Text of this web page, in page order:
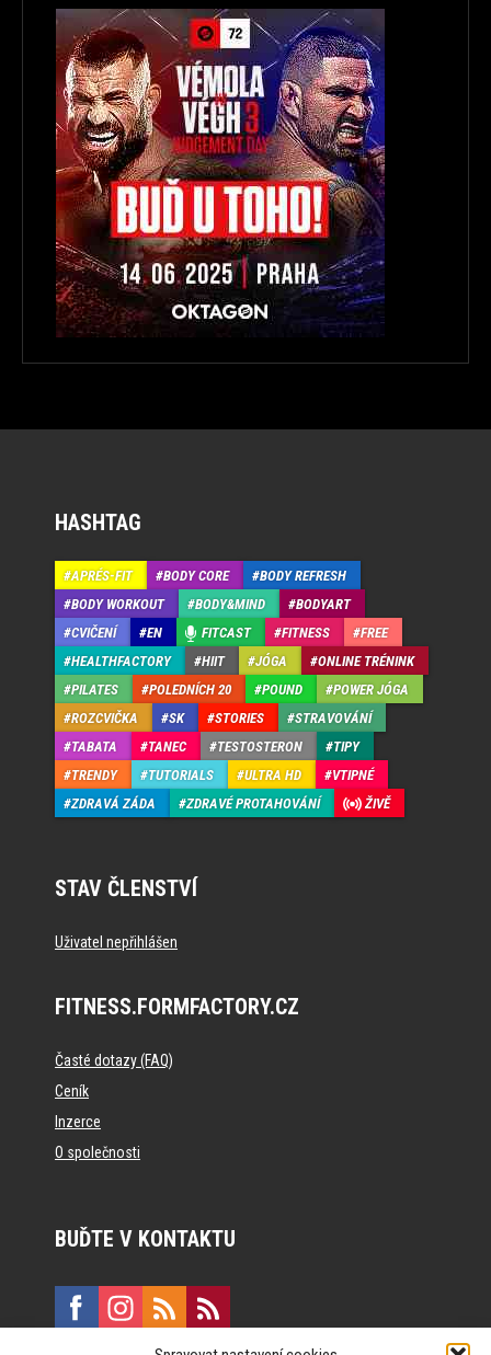
HASHTAG
APRÉS-FIT BODY CORE
BODY REFRESH
BODY WORKOUT
BODY&MIND
BODYART
CVIČENÍ
EN FITCAST FITNESS
FREE
HEALTHFACTORY
HIIT JÓGA
ONLINE TRÉNINK
PILATES
POLEDNÍCH 20 POUND
POWER JÓGA
ROZCVIČKA
SK STORIES
STRAVOVÁNÍ
TABATA
TANEC TESTOSTERON
TIPY
TRENDY
TUTORIALS ULTRA HD
VTIPNÉ
ZDRAVÁ ZÁDA
ZDRAVÉ PROTAHOVÁNÍ ŽIVĚ
STAV ČLENSTVÍ
Uživatel nepřihlášen
FITNESS.FORMFACTORY.CZ
Časté dotazy (FAQ)
Ceník
Inzerce
O společnosti
BUĎTE V KONTAKTU